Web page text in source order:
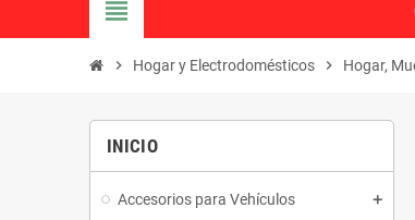
view_headline
chevron_right Hogar y Electrodomésticos chevron_right Hogar,
INICIO
Accesorios para Vehículos